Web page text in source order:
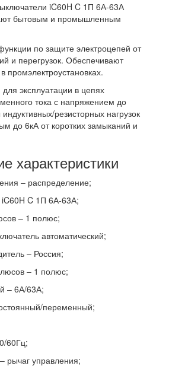
iC60H C 1П 6А-63А
бытовым и промышленным
по защите электроцепей от
и перегрузок. Обеспечивают
промэлектроустановках.
эксплуатации в цепях
тока с напряжением до
резисторных нагрузок
до 6кА от коротких замыканий и
характеристики
– распределение;
C 1П 6А-63А;
– 1 полюс;
автоматический;
– Россия;
– 1 полюс;
– 6А/63А;
переменный;
60Гц;
рычаг управления;